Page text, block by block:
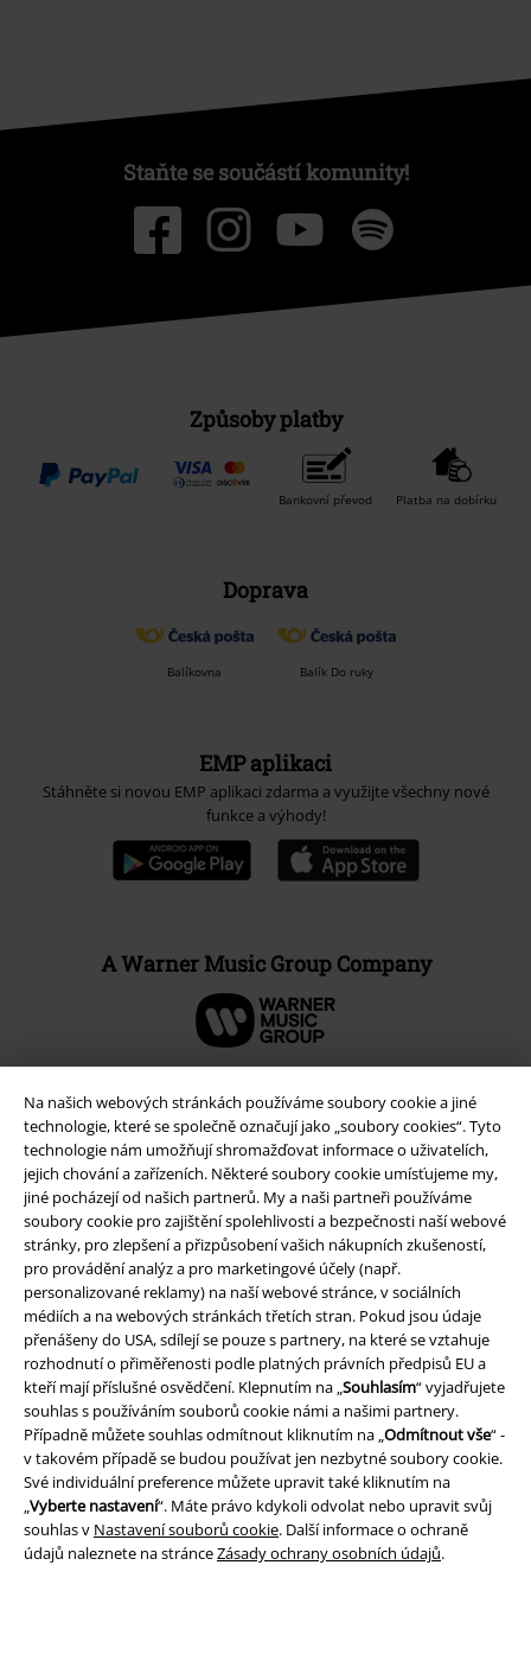
Na našich webových stránkách používáme soubory cookie a jiné
technologie, které se společně označují jako „soubory cookies“. Tyto
technologie nám umožňují shromažďovat informace o uživatelích,
jejich chování a zařízeních. Některé soubory cookie umísťujeme my,
jiné pocházejí od našich partnerů. My a naši partneři používáme
soubory cookie pro zajištění spolehlivosti a bezpečnosti naší webové
stránky, pro zlepšení a přizpůsobení vašich nákupních zkušeností,
pro provádění analýz a pro marketingové účely (např.
personalizované reklamy) na naší webové stránce, v sociálních
médiích a na webových stránkách třetích stran. Pokud jsou údaje
přenášeny do USA, sdílejí se pouze s partnery, na které se vztahuje
rozhodnutí o přiměřenosti podle platných právních předpisů EU a
kteří mají příslušné osvědčení. Klepnutím na „Souhlasím“ vyjadřujete
souhlas s používáním souborů cookie námi a našimi partnery.
Případně můžete souhlas odmítnout kliknutím na „Odmítnout vše“ -
v takovém případě se budou používat jen nezbytné soubory cookie.
Své individuální preference můžete upravit také kliknutím na
„Vyberte nastavení“. Máte právo kdykoli odvolat nebo upravit svůj
souhlas v Nastavení souborů cookie. Další informace o ochraně
údajů naleznete na stránceZásady ochrany osobních údajů.
Staňte se součástí komunity!
Způsoby platby
Bankovní převod Platba na dobírku
Doprava
Balíkovna Balík Do ruky
EMP aplikaci
Stáhněte si novou EMP aplikaci zdarma a využijte všechny nové
funkce a výhody!
A Warner Music Group Company
Právní informace
Podmínky
Prohlášení
Ochrana osobních údajů
Likvidace odpadu a ochrana životního prostředí
Prohlášení o shodě